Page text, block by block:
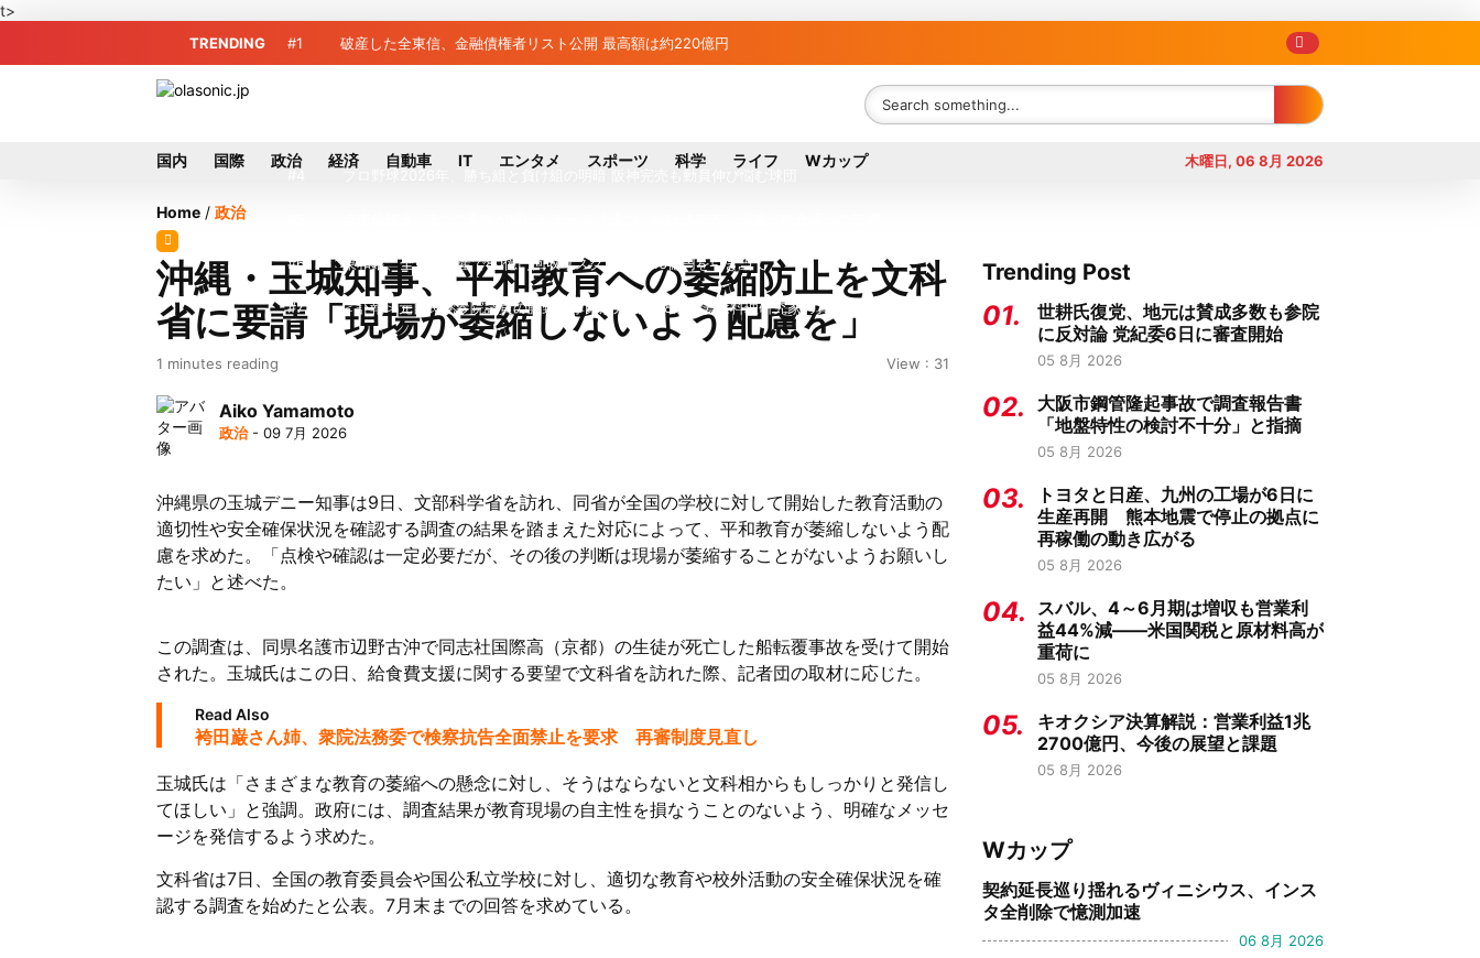
t>
TRENDING #1 破産した全東信、金融債権者リスト公開 最高額は約220億円
#6 東和銀、全東信破産で80億円回収リスク 来期58.6億円を引き当て
#7 ＜訃報＞元自民党参院議員の藤野公孝氏が死去、78歳 妻は料理研究家の真紀子氏
#10
国内 国際 政治 経済 自動車 IT エンタメ スポーツ 科学 ライフ Wカップ 木曜日, 06 8月 2026
Home / 政治
沖縄・玉城知事、平和教育への萎縮防止を文科
省に要請「現場が萎縮しないよう配慮を」
1 minutes reading View : 31
Aiko Yamamoto
政治- 09 7月 2026
沖縄県の玉城デニー知事は9日、文部科学省を訪れ、同省が全国の学校に対して開始した教育活動の
適切性や安全確保状況を確認する調査の結果を踏まえた対応によって、平和教育が萎縮しないよう配
慮を求めた。「点検や確認は一定必要だが、その後の判断は現場が萎縮することがないようお願いし
たい」と述べた。
この調査は、同県名護市辺野古沖で同志社国際高（京都）の生徒が死亡した船転覆事故を受けて開始
された。玉城氏はこの日、給食費支援に関する要望で文科省を訪れた際、記者団の取材に応じた。
Read Also
袴田巌さん姉、衆院法務委で検察抗告全面禁止を要求 再審制度見直し
玉城氏は「さまざまな教育の萎縮への懸念に対し、そうはならないと文科相からもしっかりと発信し
てほしい」と強調。政府には、調査結果が教育現場の自主性を損なうことのないよう、明確なメッセ
ージを発信するよう求めた。
文科省は7日、全国の教育委員会や国公私立学校に対し、適切な教育や校外活動の安全確保状況を確
認する調査を始めたと公表。7月末までの回答を求めている。
Trending Post
01.
世耕氏復党、地元は賛成多数も参院
に反対論 党紀委6日に審査開始
05 8月 2026
02.
大阪市鋼管隆起事故で調査報告書
「地盤特性の検討不十分」と指摘
05 8月 2026
03.
トヨタと日産、九州の工場が6日に
生産再開 熊本地震で停止の拠点に
再稼働の動き広がる
05 8月 2026
04.
スバル、4～6月期は増収も営業利
益44%減——米国関税と原材料高が
重荷に
05 8月 2026
05.
キオクシア決算解説：営業利益1兆
2700億円、今後の展望と課題
05 8月 2026
Wカップ
契約延長巡り揺れるヴィニシウス、インス
タ全削除で憶測加速
06 8月 2026